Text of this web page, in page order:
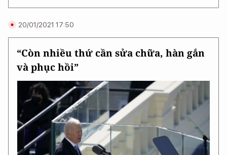
20/01/2021 17:50
“Còn nhiều thứ cần sửa chữa, hàn gắn
và phục hồi”